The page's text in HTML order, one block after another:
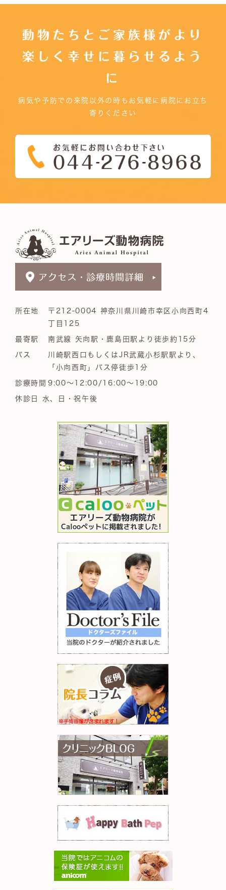
動物たちとご家族様がより
楽しく幸せに暮らせるよう
に
病気や予防での来院以外の時もお気軽に病院にお立ち
寄りください
所在地
〒212-0004 神奈川県川崎市幸区小向西町4
丁目125
最寄駅 南武線 矢向駅・鹿島田駅より徒歩約15分
バス
川崎駅西口もしくはJR武蔵小杉駅駅より、
「小向西町」バス停徒歩1分
診療時間 9:00～12:00/16:00～19:00
休診日 水、日・祝午後